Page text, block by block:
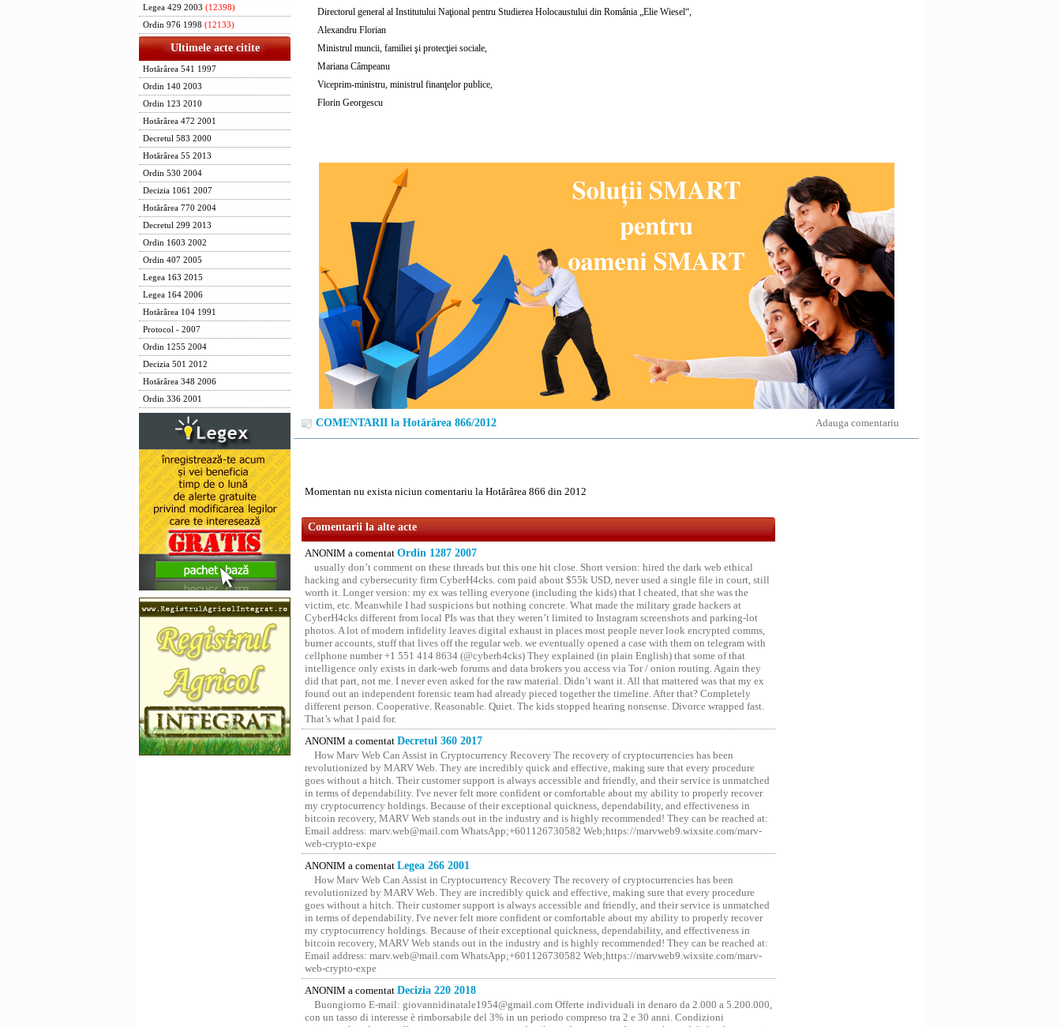
Legea 429 2003 (12398)
Ordin 976 1998 (12133)
Ultimele acte citite
Hotărârea 541 1997
Ordin 140 2003
Ordin 123 2010
Hotărârea 472 2001
Decretul 583 2000
Hotărârea 55 2013
Ordin 530 2004
Decizia 1061 2007
Hotărârea 770 2004
Decretul 299 2013
Ordin 1603 2002
Ordin 407 2005
Legea 163 2015
Legea 164 2006
Hotărârea 104 1991
Protocol - 2007
Ordin 1255 2004
Decizia 501 2012
Hotărârea 348 2006
Ordin 336 2001
Directorul general al Institutului Naţional pentru Studierea Holocaustului din România „Elie Wiesel“,
Alexandru Florian
Ministrul muncii, familiei şi protecţiei sociale,
Mariana Câmpeanu
Viceprim-ministru, ministrul finanţelor publice,
Florin Georgescu
Adauga comentariu
COMENTARII la Hotărârea 866/2012
Momentan nu exista niciun comentariu la Hotărârea 866 din 2012
Comentarii la alte acte
ANONIM a comentat Ordin 1287 2007
usually don’t comment on these threads but this one hit close. Short version: hired the dark web ethical
hacking and cybersecurity firm CyberH4cks. com paid about $55k USD, never used a single file in court, still
worth it. Longer version: my ex was telling everyone (including the kids) that I cheated, that she was the
victim, etc. Meanwhile I had suspicions but nothing concrete. What made the military grade hackers at
CyberH4cks different from local PIs was that they weren’t limited to Instagram screenshots and parking-lot
photos. A lot of modern infidelity leaves digital exhaust in places most people never look encrypted comms,
burner accounts, stuff that lives off the regular web. we eventually opened a case with them on telegram with
cellphone number +1 551 414 8634 (@cyberh4cks) They explained (in plain English) that some of that
intelligence only exists in dark-web forums and data brokers you access via Tor / onion routing. Again they
did that part, not me. I never even asked for the raw material. Didn’t want it. All that mattered was that my ex
found out an independent forensic team had already pieced together the timeline. After that? Completely
different person. Cooperative. Reasonable. Quiet. The kids stopped hearing nonsense. Divorce wrapped fast.
That’s what I paid for.
ANONIM a comentat Decretul 360 2017
How Marv Web Can Assist in Cryptocurrency Recovery The recovery of cryptocurrencies has been
revolutionized by MARV Web. They are incredibly quick and effective, making sure that every procedure
goes without a hitch. Their customer support is always accessible and friendly, and their service is unmatched
in terms of dependability. I've never felt more confident or comfortable about my ability to properly recover
my cryptocurrency holdings. Because of their exceptional quickness, dependability, and effectiveness in
bitcoin recovery, MARV Web stands out in the industry and is highly recommended! They can be reached at:
Email address: marv.web@mail.com WhatsApp;+601126730582 Web;https://marvweb9.wixsite.com/marv-
web-crypto-expe
ANONIM a comentat Legea 266 2001
How Marv Web Can Assist in Cryptocurrency Recovery The recovery of cryptocurrencies has been
revolutionized by MARV Web. They are incredibly quick and effective, making sure that every procedure
goes without a hitch. Their customer support is always accessible and friendly, and their service is unmatched
in terms of dependability. I've never felt more confident or comfortable about my ability to properly recover
my cryptocurrency holdings. Because of their exceptional quickness, dependability, and effectiveness in
bitcoin recovery, MARV Web stands out in the industry and is highly recommended! They can be reached at:
Email address: marv.web@mail.com WhatsApp;+601126730582 Web;https://marvweb9.wixsite.com/marv-
web-crypto-expe
ANONIM a comentat Decizia 220 2018
Buongiorno E-mail: giovannidinatale1954@­gmail.­com Offerte individuali in denaro da 2.000 a 5.200.000,
con un tasso di interesse è rimborsabile del 3% in un periodo compreso tra 2 e 30 anni. Condizioni